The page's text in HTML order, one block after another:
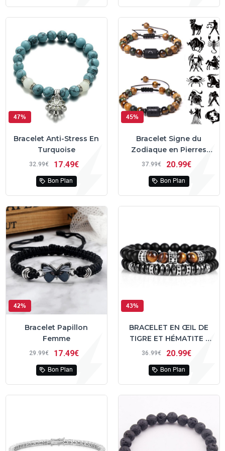
47%
Bracelet Anti-Stress En
Turquoise
32 99€ 17 49€
Bon Plan
45%
Bracelet Signe du
Zodiaque en Pierres
Naturelles
37 99€ 20 99€
Bon Plan
42%
Bracelet Papillon
Femme
29 99€ 17 49€
Bon Plan
43%
BRACELET EN ŒIL DE
TIGRE ET HÉMATITE -
Un ensemble de 2
36 99€ 20 99€
Bon Plan